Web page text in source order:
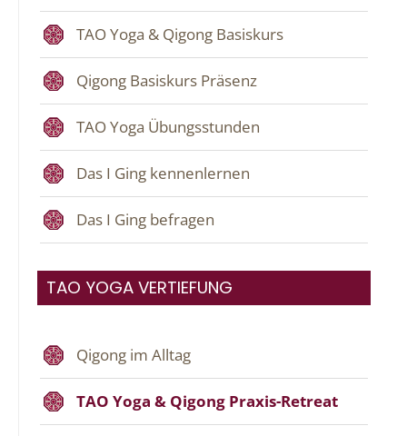
TAO Yoga & Qigong Basiskurs
Qigong Basiskurs Präsenz
TAO Yoga Übungsstunden
Das I Ging kennenlernen
Das I Ging befragen
TAO YOGA VERTIEFUNG
Qigong im Alltag
TAO Yoga & Qigong Praxis-Retreat